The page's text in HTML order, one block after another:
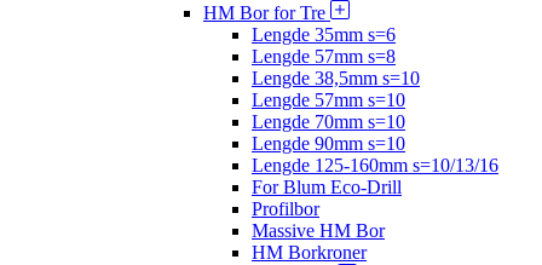
HM Bor for Tre
Lengde 35mm s=6
Lengde 57mm s=8
Lengde 38,5mm s=10
Lengde 57mm s=10
Lengde 70mm s=10
Lengde 90mm s=10
Lengde 125-160mm s=10/13/16
For Blum Eco-Drill
Profilbor
Massive HM Bor
HM Borkroner